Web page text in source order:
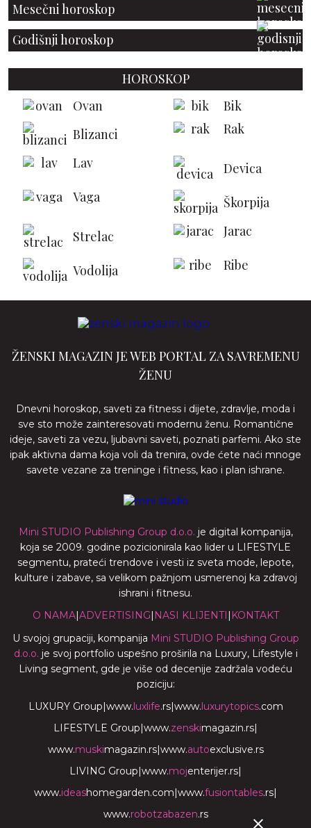
Mesečni horoskop
Godišnji horoskop
HOROSKOP
Ovan
Bik
Blizanci
Rak
Lav
Devica
Vaga
Škorpija
Strelac Jarac
Vodolija Ribe
ŽENSKI MAGAZIN JE WEB PORTAL ZA SAVREMENU
ŽENU
Dnevni horoskop, saveti za fitness i dijete, zdravlje, moda i
sve sto može zainteresovati modernu ženu. Romantične
ideje, saveti za vezu, ljubavni saveti, poznati parfemi. Ako ste
ipak aktivna dama koja voli da trenira, ovde ćete naći mnoge
savete vezane za treninge i fitness, kao i plan ishrane.
Mini STUDIO Publishing Group d.o.o. je digital kompanija,
koja se 2009. godine pozicionirala kao lider u LIFESTYLE
segmentu, prateći trendove i vesti iz sveta mode, lepote,
kulture i zabave, sa velikom pažnjom usmerenoj ka zdravoj
ishrani i fitnesu.
O NAMA|ADVERTISING| NASI KLIJENTI | KONTAKT
U svojoj grupaciji, kompanija Mini STUDIO Publishing Group
d.o.o. je svoj portfolio uspešno proširila na Luxury, Lifestyle i
Living segment, gde je više od decenije zadržala vodeću
poziciju:
LUXURY Group|www.luxlife.rs|www.luxurytopics.com
LIFESTYLE Group|www.zenskimagazin.rs|
www.muskimagazin.rs|www.autoexclusive.rs
LIVING Group|www.mojenterijer.rs|
www.ideashomegarden.com|www.fusiontables.rs|
www.robotzabazen.rs